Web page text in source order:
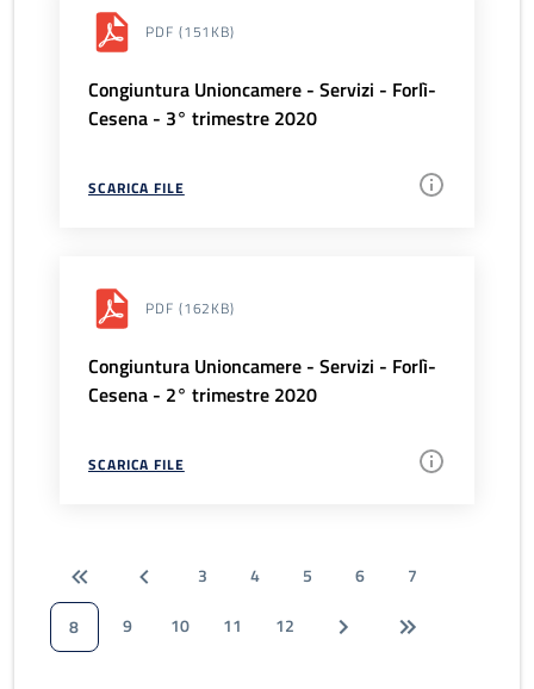
PDF (151KB)
Congiuntura Unioncamere - Servizi - Forlì-
Cesena - 3° trimestre 2020
SCARICA FILE
PDF (162KB)
Congiuntura Unioncamere - Servizi - Forlì-
Cesena - 2° trimestre 2020
SCARICA FILE
3 4 5 6
7
8
9 10 11 12